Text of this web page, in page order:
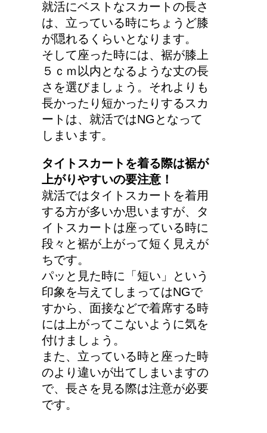
産婦人科での検診、膣に
指や器具を入れられるっ
て本当？！
就活にベストなスカートの長さ
は、立っている時にちょうど膝
が隠れるくらいとなります。
そして座った時には、裾が膝上
５ｃｍ以内となるような丈の長
さを選びましょう。それよりも
長かったり短かったりするスカ
ートは、就活ではNGとなって
しまいます。
タイトスカートを着る際は裾が
上がりやすいの要注意！
就活ではタイトスカートを着用
する方が多いか思いますが、タ
イトスカートは座っている時に
段々と裾が上がって短く見えが
ちです。
パッと見た時に「短い」という
印象を与えてしまってはNGで
すから、面接などで着席する時
には上がってこないように気を
付けましょう。
また、立っている時と座った時
のより違いが出てしまいますの
で、長さを見る際は注意が必要
です。